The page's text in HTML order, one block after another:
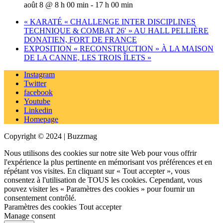
août 8 @ 8 h 00 min - 17 h 00 min
« KARATÉ « CHALLENGE INTER DISCIPLINES
TECHNIQUE & COMBAT 26′ » AU HALL PELLIÈRE
DONATIEN, FORT DE FRANCE
EXPOSITION « RECONSTRUCTION » À LA MAISON
DE LA CANNE, LES TROIS ÎLETS »
Instagram
Twitter
facebook
Youtube
Linkedin
Homepage
Copyright © 2024 | Buzzmag
Nous utilisons des cookies sur notre site Web pour vous offrir
l'expérience la plus pertinente en mémorisant vos préférences et en
répétant vos visites. En cliquant sur « Tout accepter », vous
consentez à l'utilisation de TOUS les cookies. Cependant, vous
pouvez visiter les « Paramètres des cookies » pour fournir un
consentement contrôlé.
Paramètres des cookies Tout accepter
Manage consent